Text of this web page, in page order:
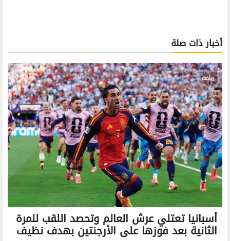
أخبار ذات صلة
رياضة
أسبانيا تعتلي عرش العالم وتحصد اللقب للمرة
الثانية بعد فوزها على الأرجنتين بهدف نظيف